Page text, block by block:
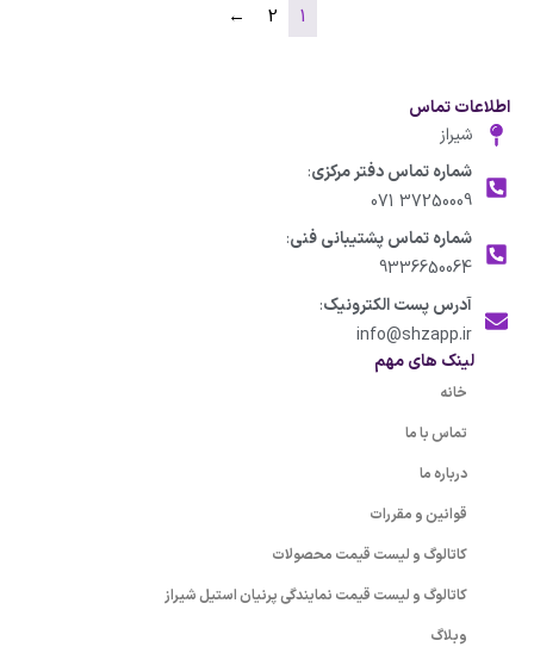
1
2
←
اطلاعات تماس
شیراز
شماره تماس دفتر مرکزی:
37250009 071
شماره تماس پشتیبانی فنی:
9336650064
آدرس پست الکترونیک:
info@shzapp.ir
لینک های مهم
خانه
تماس با ما
درباره ما
قوانین و مقررات
کاتالوگ و لیست قیمت محصولات
کاتالوگ و لیست قیمت نمایندگی پرنیان استیل شیراز
وبلاگ